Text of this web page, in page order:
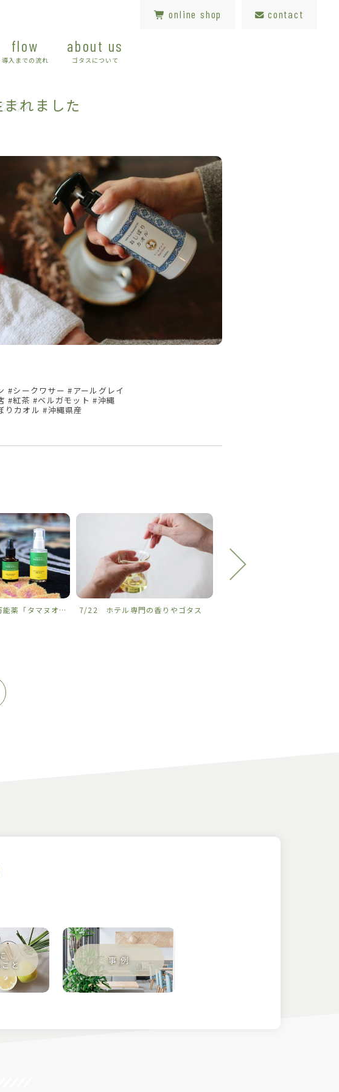
flow
導入までの流れ
about us
ゴタスについて
online shop contact
れました
#シークワサー #アールグレイ
#紅茶 #ベルガモット #沖縄
カオル #沖縄県産
7/23 ハワイの万能薬「タマヌオイル」を沖縄から 𓈒𓏸
7/22 ホテル専門の香りやゴタス